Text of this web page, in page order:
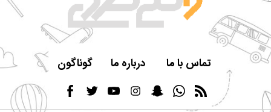
تماس با ما درباره ما گوناگون